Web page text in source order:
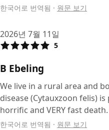
한국어로 번역됨 · 원문 보기
2026년 7월 11일
5
B Ebeling
We live in a rural area and
disease (Cytauxzoon felis)
horrific and VERY fast
한국어로 번역됨 · 원문 보기